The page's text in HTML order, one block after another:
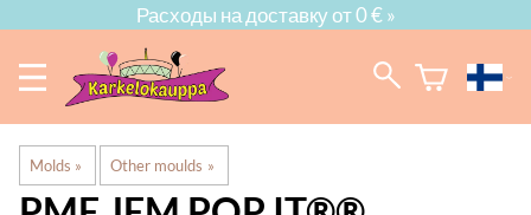
Расходы на доставку от 0 € »
Molds ‪» Other moulds ‪»